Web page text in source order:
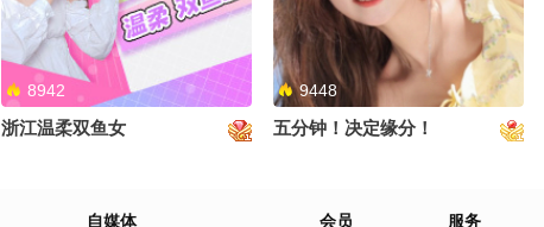
8942
浙江温柔双鱼女
9448
五分钟！决定缘分！
自媒体 会员 服务